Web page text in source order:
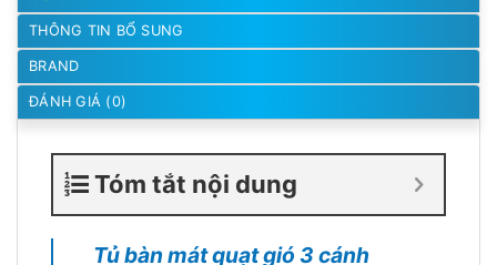
THÔNG TIN BỔ SUNG
BRAND
ĐÁNH GIÁ (0)
Tóm tắt nội dung
Tủ bàn mát quạt gió 3 cánh